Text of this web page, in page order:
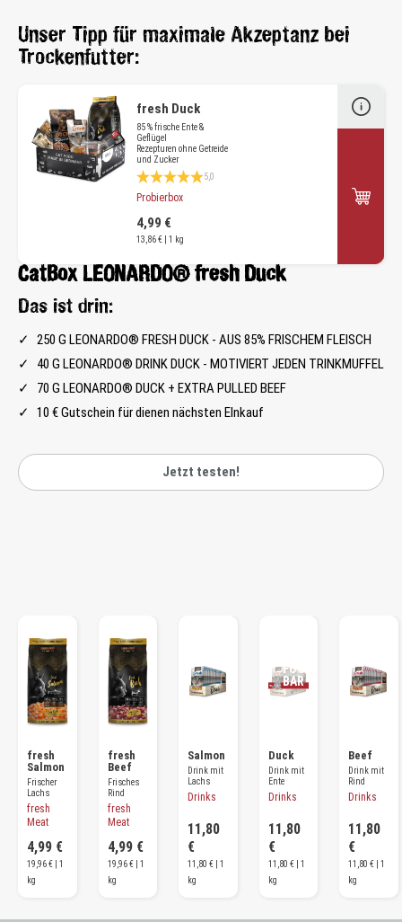
Unser Tipp für maximale Akzeptanz bei
Trockenfutter:
fresh Duck
85 % frische Ente &
Geflügel
Rezepturen ohne Getreide
und Zucker
Durchschnittliche Bewertung 5 von 5 Sternen
5,0
Probierbox
4,99 €
13,86 € | 1 kg
CatBox LEONARDO® fresh Duck
Das ist drin:
250 G LEONARDO® FRESH DUCK - AUS 85% FRISCHEM FLEISCH
40 G LEONARDO® DRINK DUCK - MOTIVIERT JEDEN TRINKMUFFEL
70 G LEONARDO® DUCK + EXTRA PULLED BEEF
10 € Gutschein für dienen nächsten EInkauf
Jetzt testen!
fresh
Salmon
Frischer
Lachs
fresh
Meat
4,99 €
19,96 € | 1
kg
fresh
Beef
Frisches
Rind
fresh
Meat
4,99 €
19,96 € | 1
kg
Salmon
Drink mit
Lachs
Drinks
11,80
€
11,80 € | 1
kg
FÜG
BAR
Duck
Drink mit
Ente
Drinks
11,80
€
11,80 € | 1
kg
Beef
Drink mit
Rind
Drinks
11,80
€
11,80 € | 1
kg